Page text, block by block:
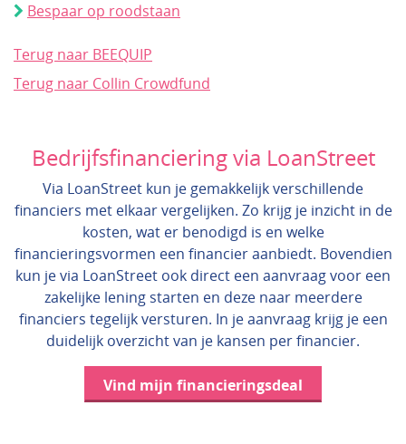
Bespaar op roodstaan
Terug naar BEEQUIP
Terug naar Collin Crowdfund
Bedrijfsfinanciering via LoanStreet
Via LoanStreet kun je gemakkelijk verschillende
financiers met elkaar vergelijken. Zo krijg je inzicht in de
kosten, wat er benodigd is en welke
financieringsvormen een financier aanbiedt. Bovendien
kun je via LoanStreet ook direct een aanvraag voor een
zakelijke lening starten en deze naar meerdere
financiers tegelijk versturen. In je aanvraag krijg je een
duidelijk overzicht van je kansen per financier.
Vind mijn financieringsdeal